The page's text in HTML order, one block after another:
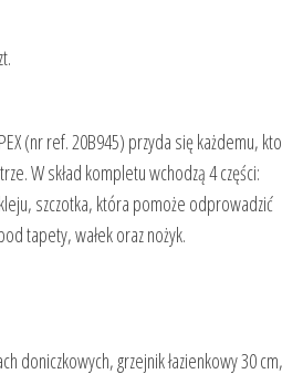
(nr ref. 20B945) przyda się każdemu, kto
W skład kompletu wchodzą 4 części:
szczotka, która pomoże odprowadzić
tapety, wałek oraz nożyk.
doniczkowych, grzejnik łazienkowy 30 cm,